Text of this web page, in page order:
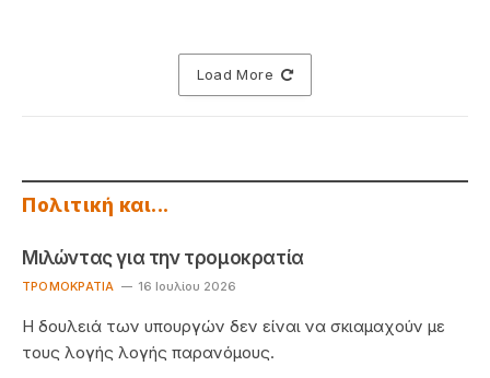
Load More
Πολιτική και...
Μιλώντας για την τρομοκρατία
ΤΡΟΜΟΚΡΑΤΊΑ 16 Ιουλίου 2026
Η δουλειά των υπουργών δεν είναι να σκιαμαχούν με
τους λογής λογής παρανόμους.